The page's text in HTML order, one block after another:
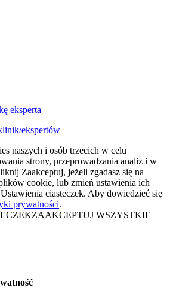
eksperta
ekspertów
naszych i osób trzecich w celu
strony, przeprowadzania analiz i w
Zaakceptuj, jeżeli zgadasz się na
cookie, lub zmień ustawienia ich
ciasteczek. Aby dowiedzieć się
prywatności.
ZAAKCEPTUJ WSZYSTKIE